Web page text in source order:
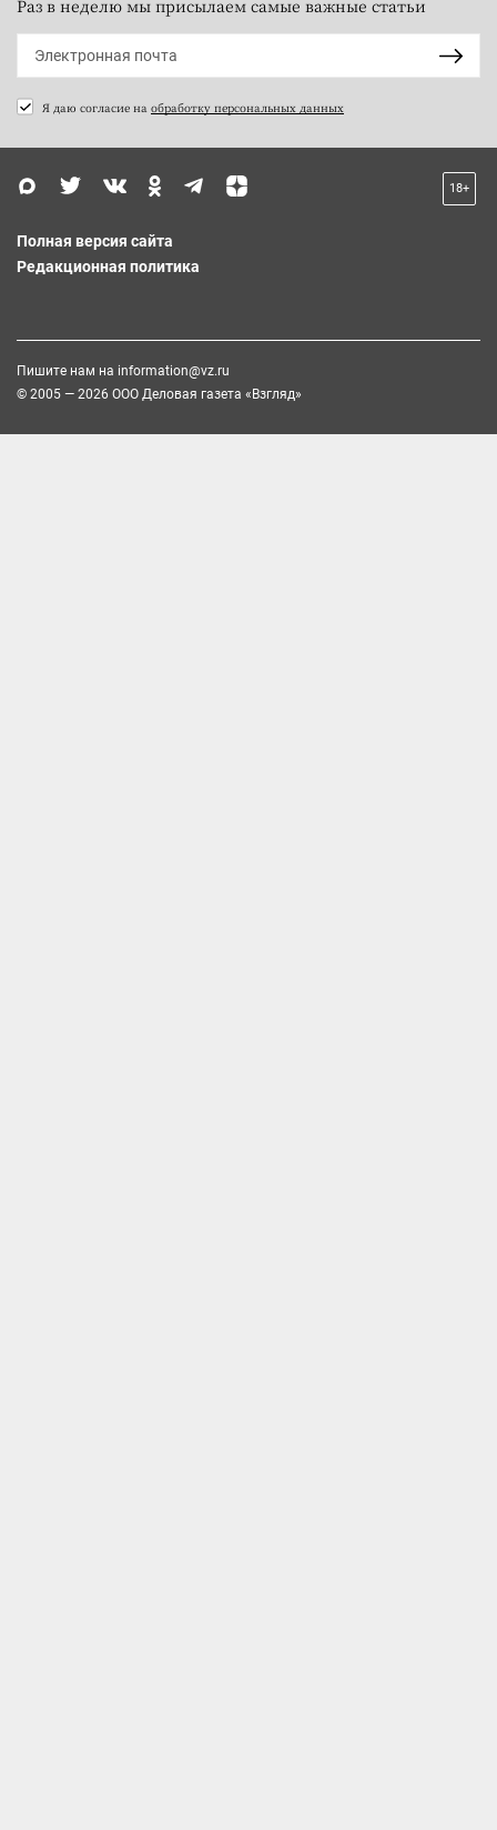
Раз в неделю мы присылаем самые важные статьи
Я даю согласие на обработку персональных данных
18+
Полная версия сайта
Редакционная политика
Пишите нам на information@vz.ru
© 2005 — 2026 ООО Деловая газета «Взгляд»